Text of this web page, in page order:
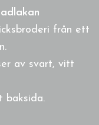
från ett
av svart, vitt
baksida.